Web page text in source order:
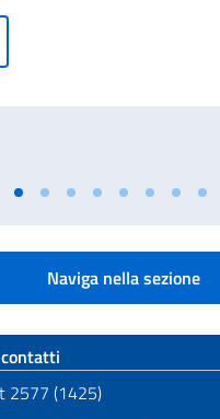
Nazionale del Sacrificio
Naviga nella sezione
footer
2577 (1425)